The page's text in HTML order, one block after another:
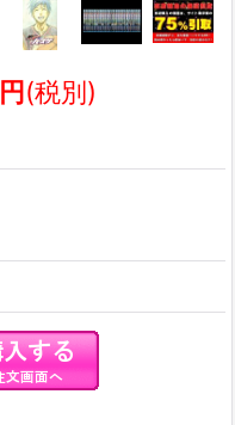
円(税別)